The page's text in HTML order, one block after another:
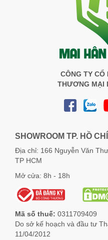
CÔNG TY CỔ
THƯƠNG MẠI
SHOWROOM TP. HỒ
Địa chỉ: 166 Nguyễn Văn
TP HCM
Mở cửa: 8h - 18h
Mã số thuế: 0311709409
Do sở kế hoạch và đầu tư
11/04/2012